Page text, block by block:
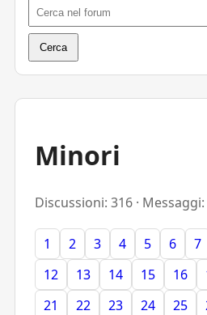
Minori
Discussioni: 316 ·
1 2 3 4 5 6 7
12
13 14 15 16
21
22 23 24 25
Cerca